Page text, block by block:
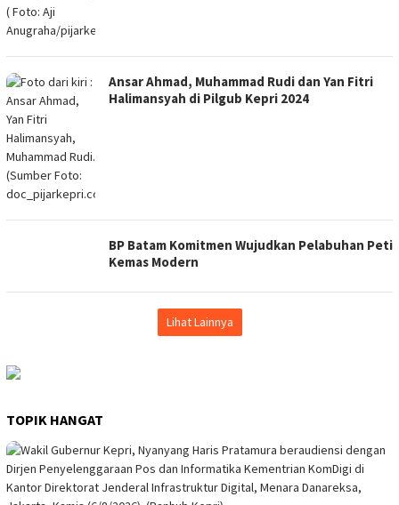
Ansar Ahmad, Muhammad Rudi dan Yan Fitri
Halimansyah di Pilgub Kepri 2024
BP Batam Komitmen Wujudkan Pelabuhan Peti
Kemas Modern
Lihat Lainnya
TOPIK HANGAT